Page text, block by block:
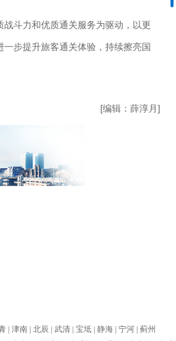
斗力和优质通关服务为驱动，以更
步提升旅客通关体验，持续擦亮国
[编辑：薛淳月]
|津南 |北辰 |武清 |宝坻 |静海 |宁河 |蓟州